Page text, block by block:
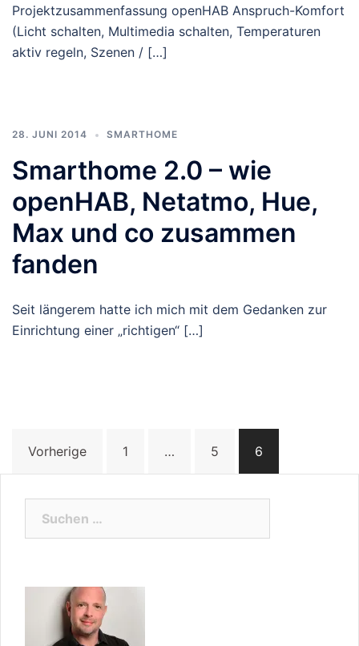
Projektzusammenfassung openHAB Anspruch-Komfort
(Licht schalten, Multimedia schalten, Temperaturen
aktiv regeln, Szenen / […]
28. JUNI 2014 SMARTHOME
Smarthome 2.0 – wie
openHAB, Netatmo, Hue,
Max und co zusammen
fanden
Seit längerem hatte ich mich mit dem Gedanken zur
Einrichtung einer „richtigen“ […]
Vorherige 1 … 5 6